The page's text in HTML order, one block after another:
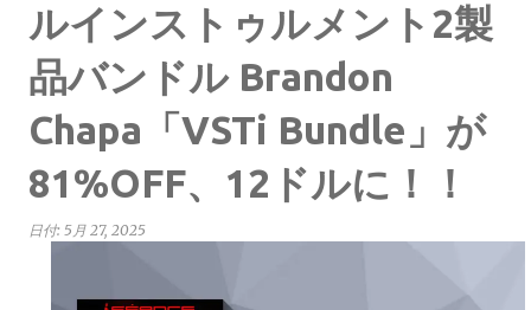
ルインストゥルメント2製
品バンドル Brandon
Chapa「VSTi Bundle」が
81%OFF、12ドルに！！
日付: 5月 27, 2025